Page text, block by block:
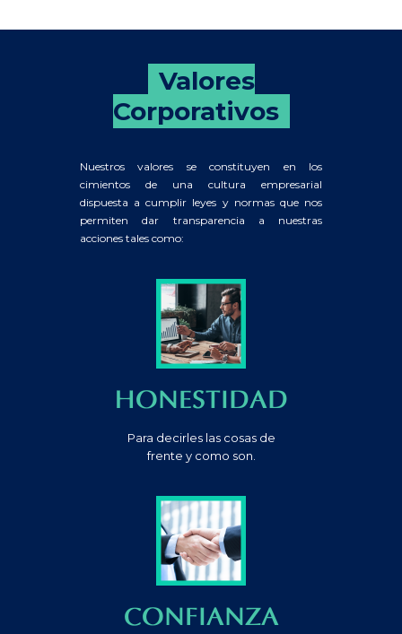
Valores
Corporativos
Nuestros valores se constituyen en los
cimientos de una cultura empresarial
dispuesta a cumplir leyes y normas que nos
permiten dar transparencia a nuestras
acciones tales como:
HONESTIDAD
Para decirles las cosas de
frente y como son.
CONFIANZA